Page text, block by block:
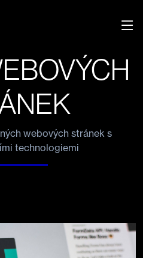
webových stránek s
technologiemi